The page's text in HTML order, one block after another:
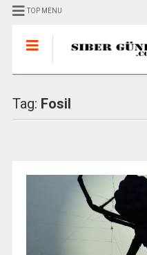
TOP MENU
Tag: Fosil